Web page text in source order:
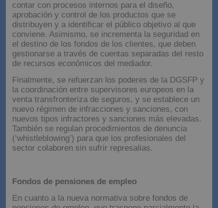
contar con procesos internos para el diseño,
aprobación y control de los productos que se
distribuyen y a identificar el público objetivo al que
conviene. Asimismo, se incrementa la seguridad en
el destino de los fondos de los clientes, que deben
gestionarse a través de cuentas separadas del resto
de recursos económicos del mediador.
Finalmente, se refuerzan los poderes de la DGSFP y
la coordinación entre supervisores europeos en la
venta transfronteriza de seguros, y se establece un
nuevo régimen de infracciones y sanciones, con
nuevos tipos infractores y sanciones más elevadas.
También se regulan procedimientos de denuncia
(‘whistleblowing’) para que los profesionales del
sector colaboren sin sufrir represalias.
Fondos de pensiones de empleo
En cuanto a la nueva normativa sobre fondos de